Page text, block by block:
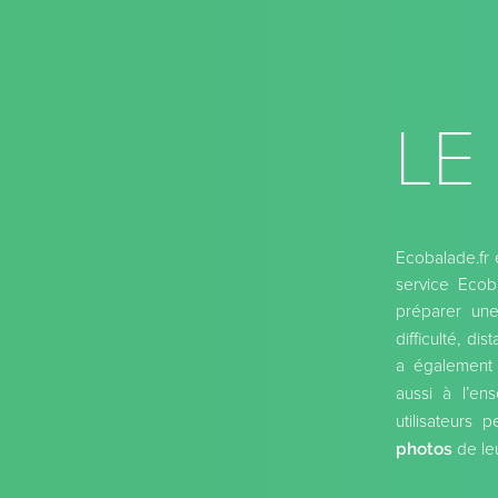
Ecobalade.fr
service
préparer
difficulté,
a
aussi à
utilisateurs
photos de